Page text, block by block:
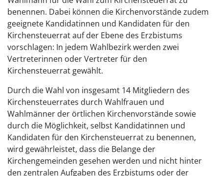
benennen. Dabei können die Kirchenvorstände zudem
geeignete Kandidatinnen und Kandidaten für den
Kirchensteuerrat auf der Ebene des Erzbistums
vorschlagen: In jedem Wahlbezirk werden zwei
Vertreterinnen oder Vertreter für den
Kirchensteuerrat gewählt.
Durch die Wahl von insgesamt 14 Mitgliedern des
Kirchensteuerrates durch Wahlfrauen und
Wahlmänner der örtlichen Kirchenvorstände sowie
durch die Möglichkeit, selbst Kandidatinnen und
Kandidaten für den Kirchensteuerrat zu benennen,
wird gewährleistet, dass die Belange der
Kirchengemeinden gesehen werden und nicht hinter
den zentralen Aufgaben des Erzbistums oder der